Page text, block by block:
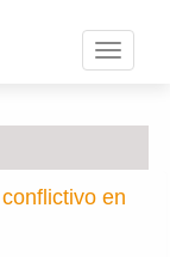
Toggle
en